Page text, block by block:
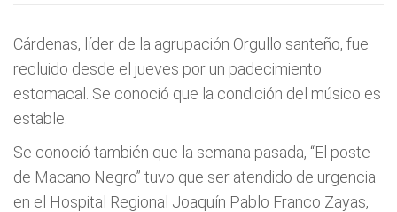
Cárdenas, líder de la agrupación Orgullo santeño, fue
recluido desde el jueves por un padecimiento
estomacal. Se conoció que la condición del músico es
estable.
Se conoció también que la semana pasada, “El poste
de Macano Negro” tuvo que ser atendido de urgencia
en el Hospital Regional Joaquín Pablo Franco Zayas,